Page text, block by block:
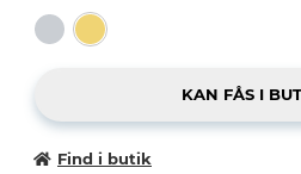
Find i butik